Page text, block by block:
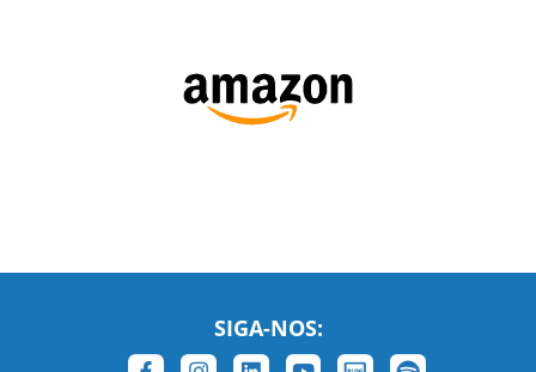
SIGA-NOS: